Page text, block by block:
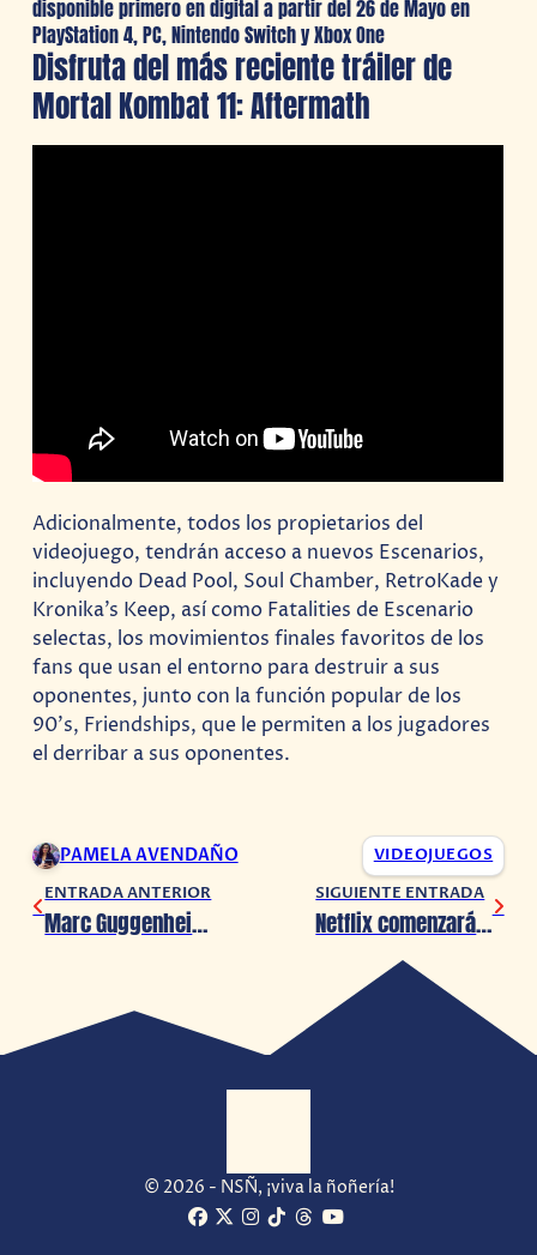
disponible primero en digital a partir del 26 de Mayo en
PlayStation 4, PC, Nintendo Switch y Xbox One
Disfruta del más reciente tráiler de
Mortal Kombat 11: Aftermath
Adicionalmente, todos los propietarios del
videojuego, tendrán acceso a nuevos Escenarios,
incluyendo Dead Pool, Soul Chamber, RetroKade y
Kronika’s Keep, así como Fatalities de Escenario
selectas, los movimientos finales favoritos de los
fans que usan el entorno para destruir a sus
oponentes, junto con la función popular de los
90’s, Friendships, que le permiten a los jugadores
el derribar a sus oponentes.
PAMELA AVENDAÑO
VIDEOJUEGOS
ENTRADA ANTERIOR
Marc Guggenheim escribirá el spin-off de Spider-Man: Jackpot
SIGUIENTE ENTRADA
Netflix comenzará a cancelar cuentas inactivas
© 2026 - NSÑ, ¡viva la ñoñería!